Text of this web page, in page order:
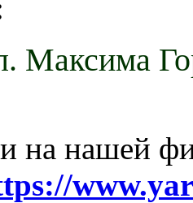
Максима
на нашей